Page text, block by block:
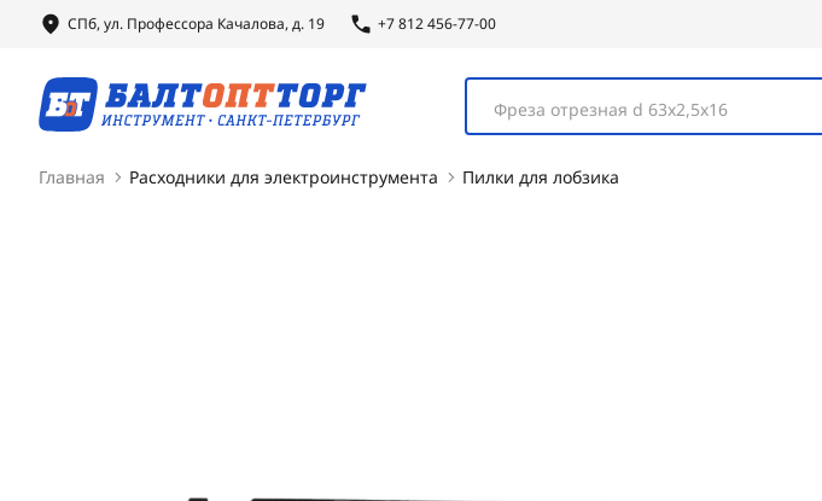
СПб, ул. Профессора Качалова, д. 19 +7 812 456-77-00
Фреза отрезная d 63х2,5х16
Главная Расходники для электроинструмента Пилки для лобзика